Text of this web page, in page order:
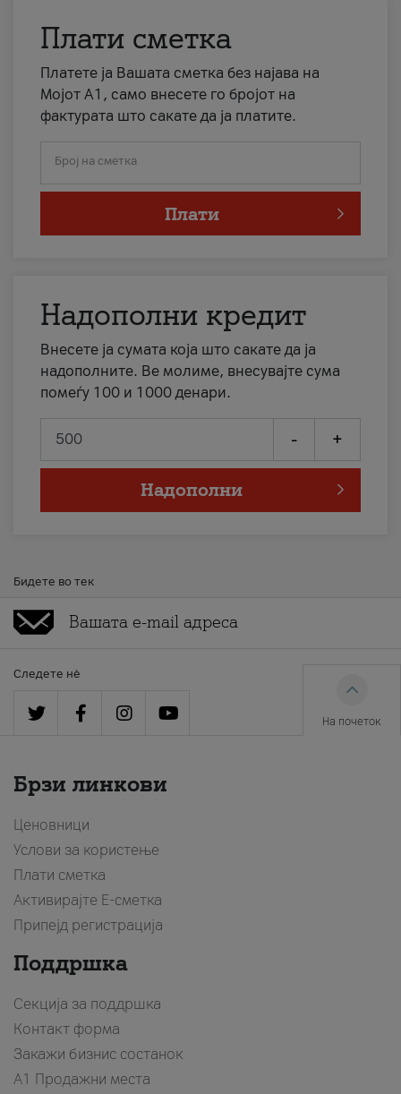
Плати сметка
Платете ја Вашата сметка без најава на
Мојот А1, само внесете го бројот на
фактурата што сакате да ја платите.
Број на сметка
Плати
Надополни кредит
Внесете ја сумата која што сакате да ја
надополните. Ве молиме, внесувајте сума
помеѓу 100 и 1000 денари.
- +
Надополни
Бидете во тек
Следете нè
На почеток
Брзи линкови
Ценовници
Услови за користење
Плати сметка
Активирајте Е-сметка
Припејд регистрација
Поддршка
Секција за поддршка
Контакт форма
Закажи бизнис состанок
A1 Продажни места